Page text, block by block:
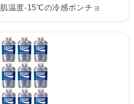
温度-15℃の冷感ポンチョ